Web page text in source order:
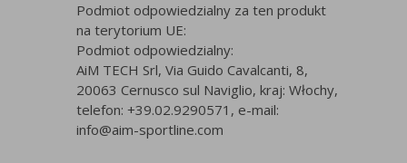
Podmiot odpowiedzialny za ten produkt
na terytorium UE:
Podmiot odpowiedzialny:
AiM TECH Srl, Via Guido Cavalcanti, 8,
20063 Cernusco sul Naviglio, kraj: Włochy,
telefon: +39.02.9290571, e-mail:
info@aim-sportline.com